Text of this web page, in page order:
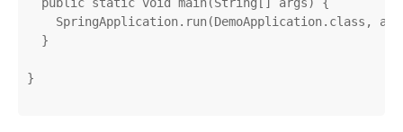
SpringApplication.run(DemoApplication. class ,
}
}